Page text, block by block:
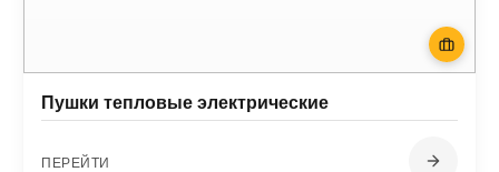
Пушки тепловые электрические
ПЕРЕЙТИ